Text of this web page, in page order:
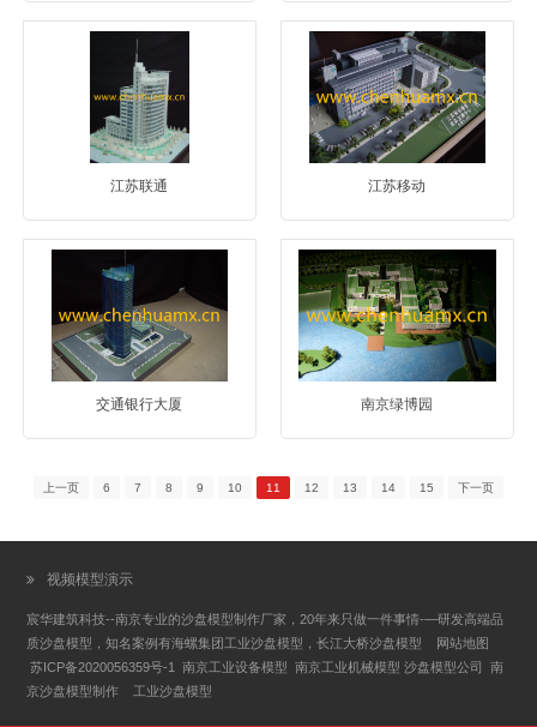
江苏联通 江苏移动
交通银行大厦 南京绿博园
上一页 6 7 8 9 10 11 12 13 14 15 下一页
视频模型演示
宸华建筑科技--南京专业的沙盘模型制作厂家，20年来只做一件事情-—研发高端品
质沙盘模型，知名案例有海螺集团工业沙盘模型，长江大桥沙盘模型 网站地图
苏ICP备2020056359号-1 南京工业设备模型 南京工业机械模型 沙盘模型公司南
京沙盘模型制作
工业沙盘模型